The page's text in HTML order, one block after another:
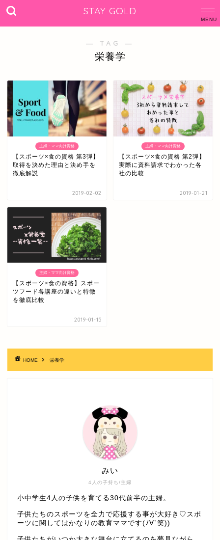
STAY GOLD
― TAG ―
栄養学
主婦・ママ向け資格
【スポーツ×食の資格 第3弾】
取得を決めた理由と決め手を
徹底解説
2019-02-02
主婦・ママ向け資格
【スポーツ×食の資格 第2弾】
実際に資料請求でわかった各
社の比較
2019-01-21
主婦・ママ向け資格
【スポーツ×食の資格】スポー
ツフード各講座の違いと特徴
を徹底比較
2019-01-15
HOME 栄養学
4人の子持ち/主婦
みい
小中学生4人の子供を育てる30代前半の主婦。
子供たちのスポーツを全力で応援する事が大好き♡スポ
ーツに関してはかなりの教育ママです(ﾉ∀`笑))